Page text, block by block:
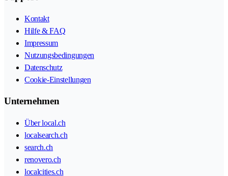
Kontakt
Hilfe & FAQ
Impressum
Nutzungsbedingungen
Datenschutz
Cookie-Einstellungen
Unternehmen
Über local.ch
localsearch.ch
search.ch
renovero.ch
localcities.ch